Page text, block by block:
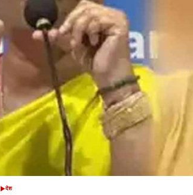
POSTED
देश